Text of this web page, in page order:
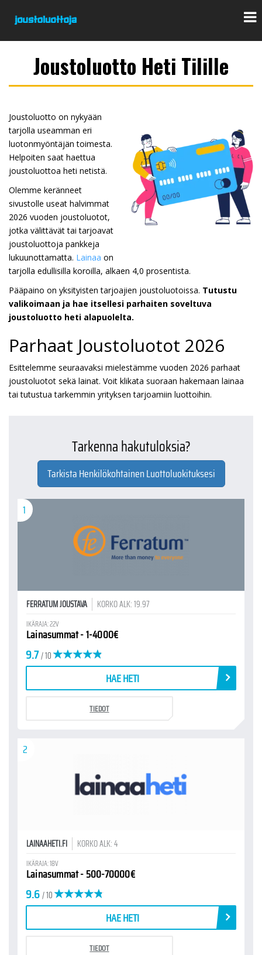
Joustoluotto Heti Tilille
Joustoluotto on nykyään
tarjolla useamman eri
luotonmyöntäjän toimesta.
Helpoiten saat haettua
joustoluottoa heti netistä.
Olemme keränneet
sivustolle useat halvimmat
2026 vuoden joustoluotot,
jotka välittävät tai tarjoavat
joustoluottoja pankkeja
lukuunottamatta. Lainaa on
tarjolla edullisilla koroilla, alkaen 4,0 prosentista.
Pääpaino on yksityisten tarjoajien joustoluotoissa. Tutustu
valikoimaan ja hae itsellesi parhaiten soveltuva
joustoluotto heti alapuolelta.
Parhaat Joustoluotot 2026
Esittelemme seuraavaksi mielestämme vuoden 2026 parhaat
joustoluotot sekä lainat. Voit klikata suoraan hakemaan lainaa
tai tutustua tarkemmin yrityksen tarjoamiin luottoihin.
Tarkenna hakutuloksia?
Tarkista Henkilökohtainen Luottoluokituksesi
1
FERRATUM JOUSTAVA KORKO ALK: 19.97
IKÄRAJA: 22V
Lainasummat - 1-4000€
9.7/ 10
HAE HETI
TIEDOT
2
LAINAAHETI.FI KORKO ALK: 4
IKÄRAJA: 18V
Lainasummat - 500-70000€
9.6/ 10
HAE HETI
TIEDOT